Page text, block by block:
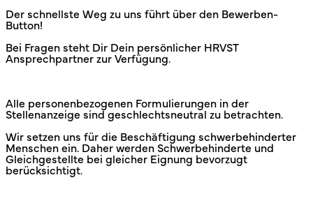
Der schnellste Weg zu uns führt über den Bewerben-
Button!
Bei Fragen steht Dir Dein persönlicher HRVST
Ansprechpartner zur Verfügung.
Alle personenbezogenen Formulierungen in der
Stellenanzeige sind geschlechtsneutral zu betrachten.
Wir setzen uns für die Beschäftigung schwerbehinderter
Menschen ein. Daher werden Schwerbehinderte und
Gleichgestellte bei gleicher Eignung bevorzugt
berücksichtigt.